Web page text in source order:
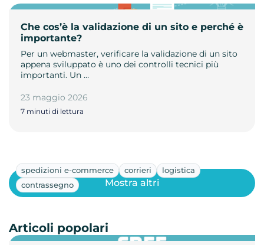
Che cos’è la validazione di un sito e perché è
importante?
Per un webmaster, verificare la validazione di un sito
appena sviluppato è uno dei controlli tecnici più
importanti. Un …
23 maggio 2026
7 minuti di lettura
spedizioni e-commerce corrieri
logistica
contrassegno
Mostra altri
Articoli popolari